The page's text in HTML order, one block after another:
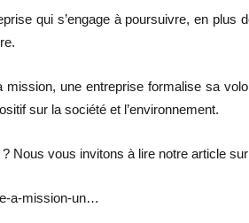
qui s’engage à poursuivre, en
mission, une entreprise formalise sa
sur la société et l’environnement.
Nous vous invitons à lire notre article
a-mission-un…